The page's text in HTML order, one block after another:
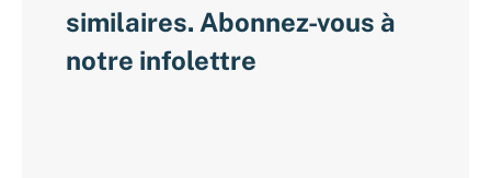
similaires. Abonnez-vous à
notre infolettre